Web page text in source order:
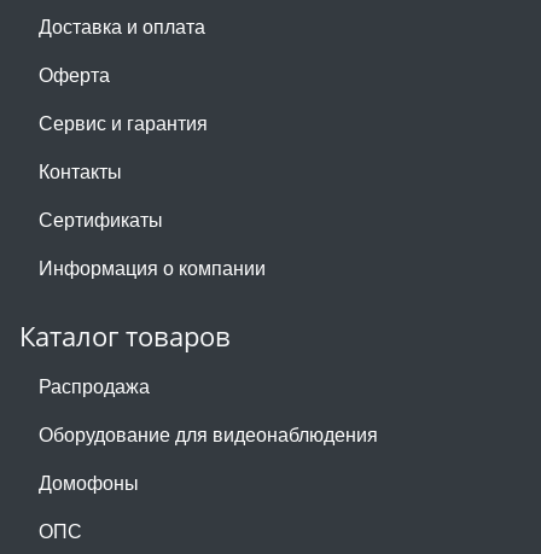
Доставка и оплата
Оферта
Сервис и гарантия
Контакты
Сертификаты
Информация о компании
Каталог товаров
Распродажа
Оборудование для видеонаблюдения
Домофоны
ОПС